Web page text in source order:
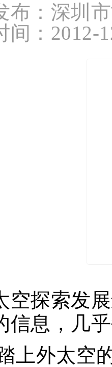
布：深圳
间：2012-
空探索发
信息，几
上外太空